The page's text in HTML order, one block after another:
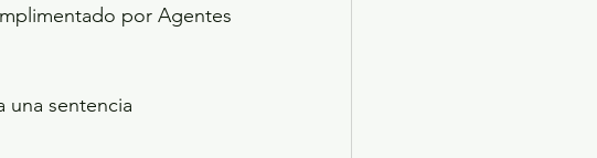
por Agentes
una sentencia